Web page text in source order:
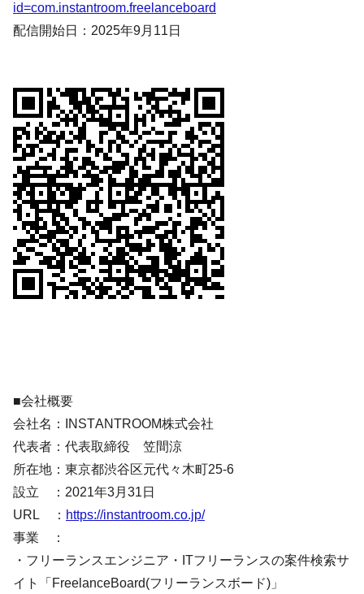
id=com.instantroom.freelanceboard
配信開始日：2025年9月11日
■会社概要
会社名：INSTANTROOM株式会社
代表者：代表取締役 笠間涼
所在地：東京都渋谷区元代々木町25-6
設立 ：2021年3月31日
URL ： https://instantroom.co.jp/
事業 ：
・フリーランスエンジニア・ITフリーランスの案件検索サ
イト「FreelanceBoard(フリーランスボード)」